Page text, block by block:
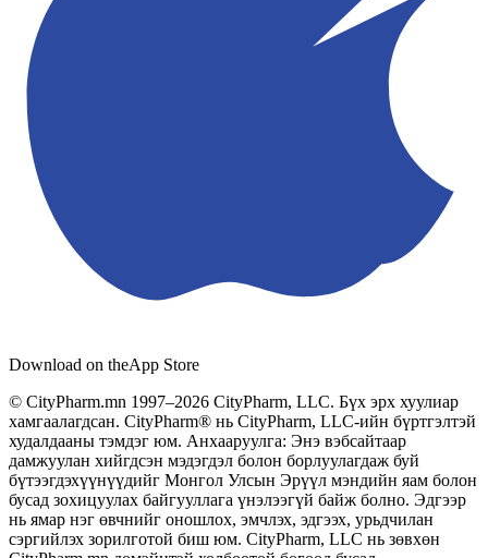
Download on theApp Store
© CityPharm.mn 1997–2026 CityPharm, LLC. Бүх эрх хуулиар
хамгаалагдсан. CityPharm® нь CityPharm, LLC-ийн бүртгэлтэй
худалдааны тэмдэг юм. Анхааруулга: Энэ вэбсайтаар
дамжуулан хийгдсэн мэдэгдэл болон борлуулагдаж буй
бүтээгдэхүүнүүдийг Монгол Улсын Эрүүл мэндийн яам болон
бусад зохицуулах байгууллага үнэлээгүй байж болно. Эдгээр
нь ямар нэг өвчнийг оношлох, эмчлэх, эдгээх, урьдчилан
сэргийлэх зорилготой биш юм. CityPharm, LLC нь зөвхөн